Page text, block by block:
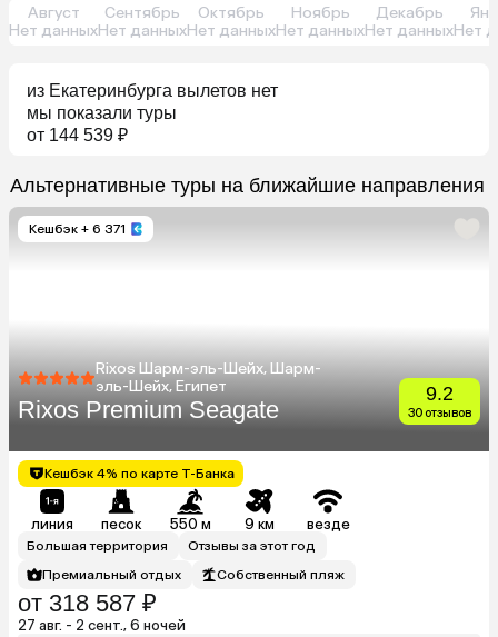
Август
Нет данных
Сентябрь
Нет данных
Октябрь
Нет данных
Ноябрь
Нет данных
Декабрь
Нет данныхНет
из Екатеринбурга вылетов нет
мы показали туры
от 144 539 ₽
Альтернативные туры на ближайшие направления
Кешбэк + 6 371
Rixos Шарм-эль-Шейх, Шарм-
эль-Шейх, Египет
Rixos Premium Seagate
9.2
30 отзывов
Кешбэк 4% по карте Т-Банка
линия песок 550 м 9 км везде
Большая территория
Отзывы за этот год
Премиальный отдых
Собственный пляж
от 318 587 ₽
27 авг. - 2 сент., 6 ночей